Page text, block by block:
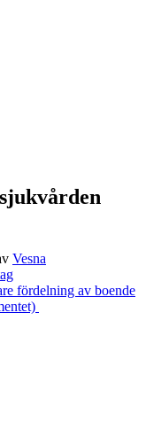
Vesna
fördelning av boende